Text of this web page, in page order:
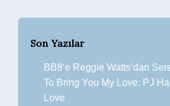
Son Yazılar
BB8’e Reggie Watts’dan
To Bring You My Love: PJ
Love